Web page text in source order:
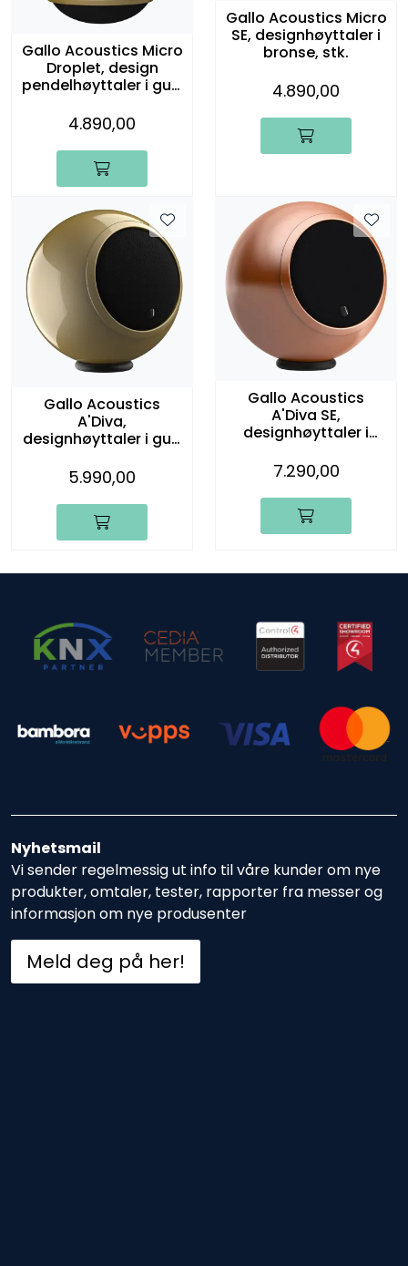
Gallo Acoustics Micro
Droplet, design
pendelhøyttaler i gull,
4.890,00
Gallo Acoustics Micro
SE, designhøyttaler i
bronse, stk.
4.890,00
Gallo Acoustics
A'Diva,
designhøyttaler i gull,
5.990,00
Gallo Acoustics
A'Diva SE,
designhøyttaler i
7.290,00
Nyhetsmail
Vi sender regelmessig ut info til våre kunder om nye
produkter, omtaler, tester, rapporter fra messer og
informasjon om nye produsenter
Meld deg på her!